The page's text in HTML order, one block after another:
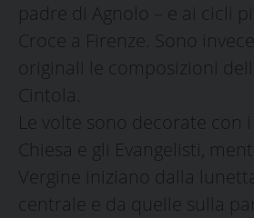
padre di Agnolo – e ai cicli
Croce a Firenze. Sono
originali le composizioni
Cintola.
Le volte sono decorate con
Chiesa e gli Evangelisti,
Vergine iniziano dalla
centrale e da quelle sulla